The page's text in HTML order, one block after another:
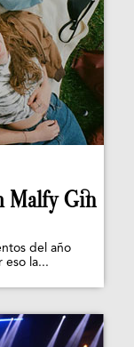
Malfy Gin
del año
eso la...